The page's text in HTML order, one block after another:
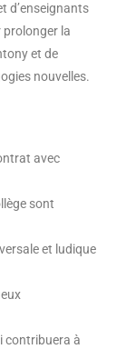
d’enseignants
prolonger la
et de
nouvelles.
avec
sont
et ludique
contribuera à